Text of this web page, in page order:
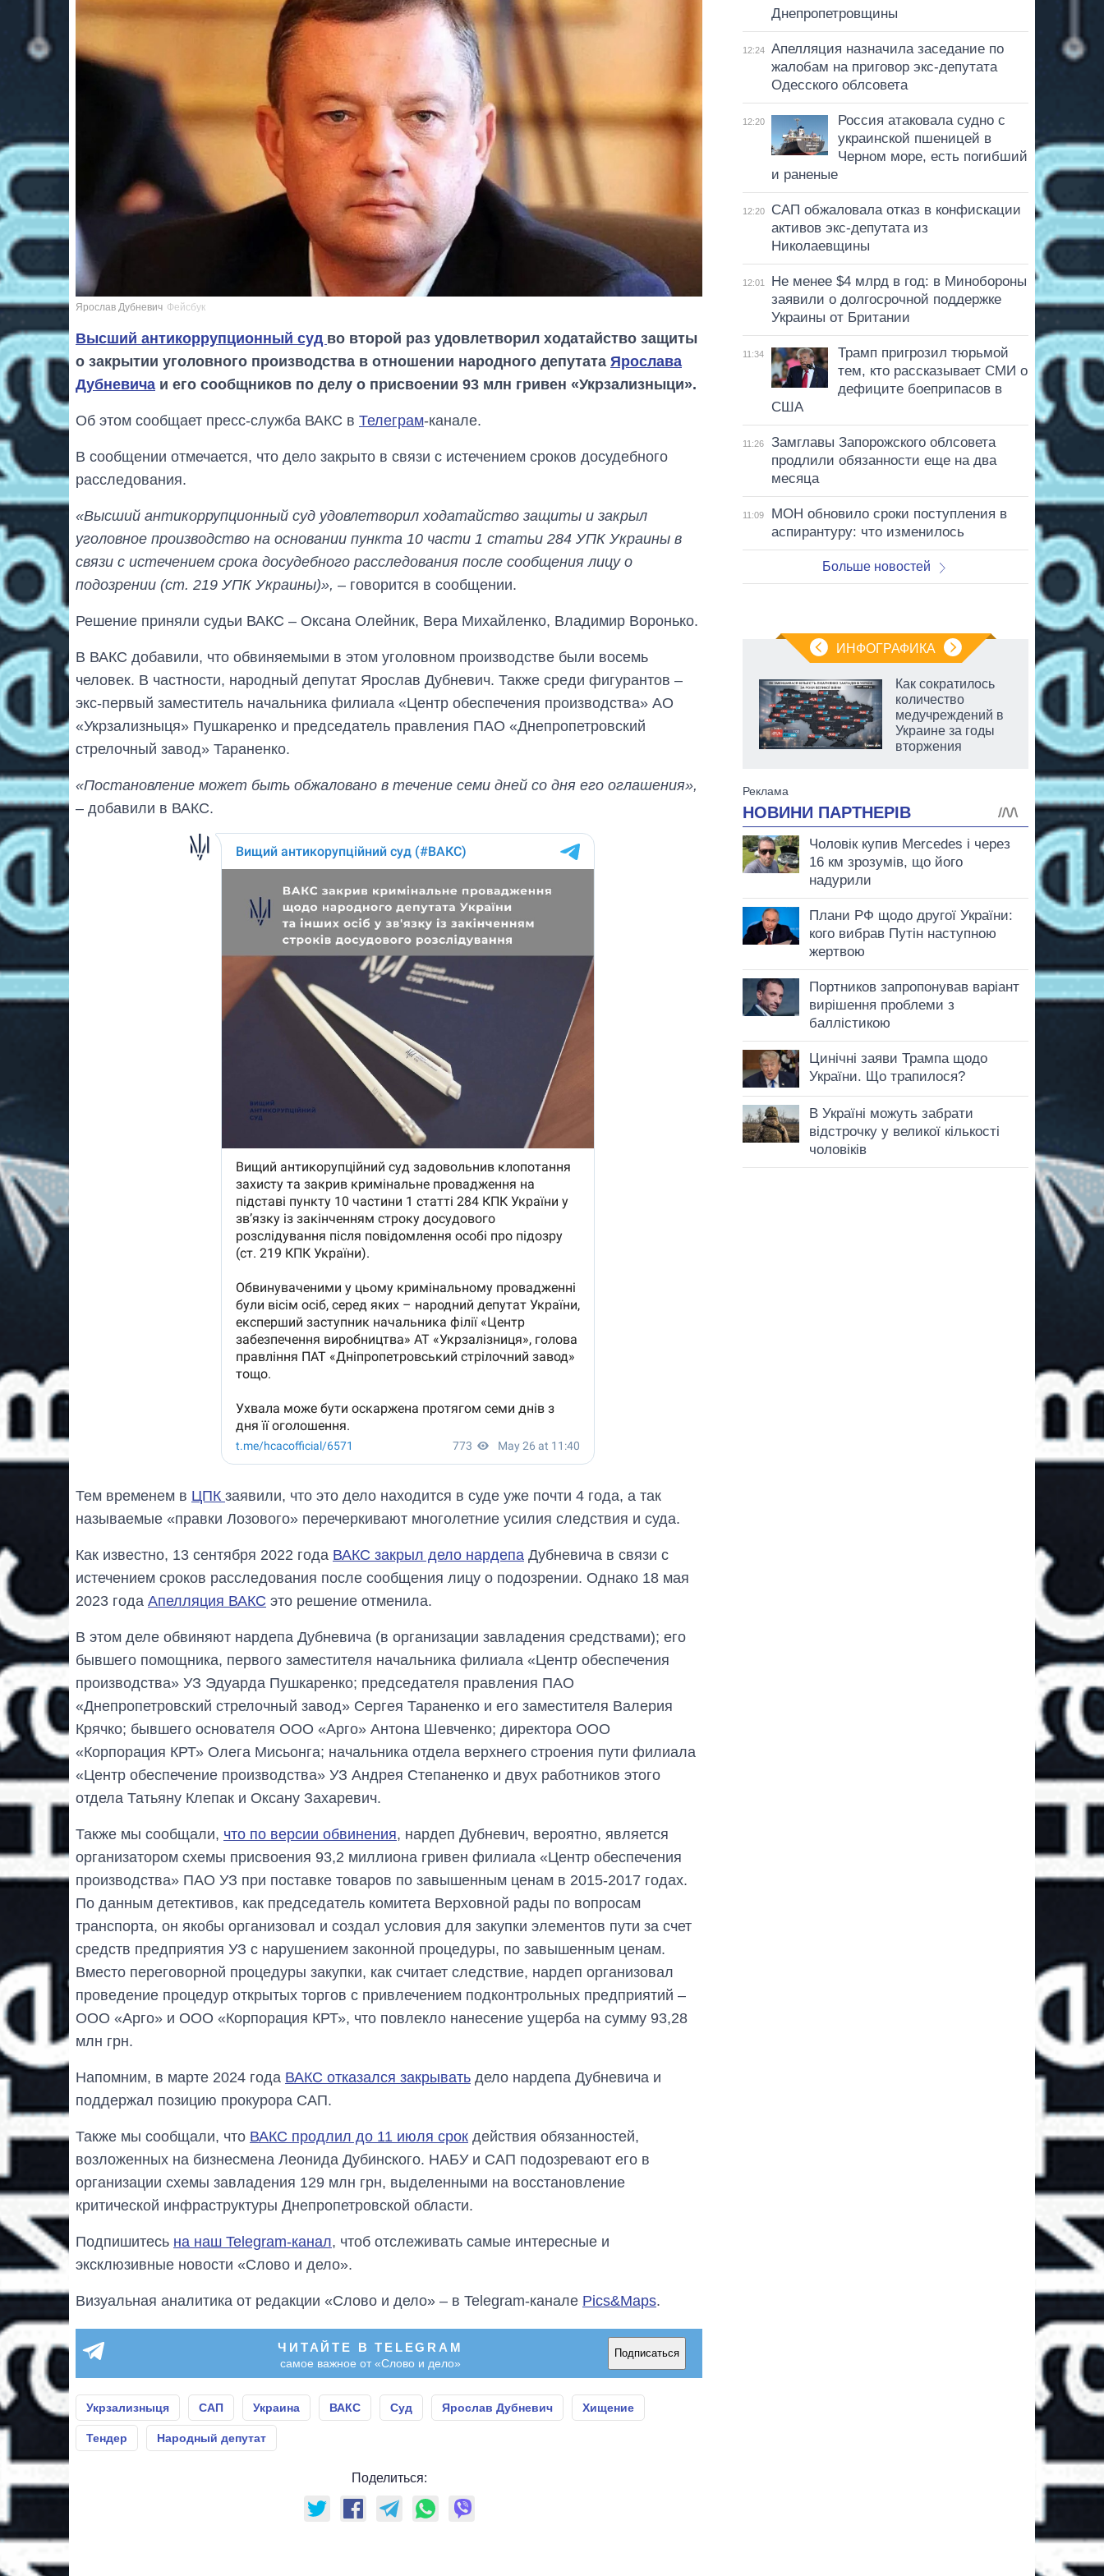
Ярослав Дубневич Фейсбук
Высший антикоррупционный суд во второй раз удовлетворил ходатайство защиты
о закрытии уголовного производства в отношении народного депутата Ярослава
Дубневича и его сообщников по делу о присвоении 93 млн гривен «Укрзализныци».
Об этом сообщает пресс-служба ВАКС в Телеграм-канале.
В сообщении отмечается, что дело закрыто в связи с истечением сроков досудебного
расследования.
«Высший антикоррупционный суд удовлетворил ходатайство защиты и закрыл
уголовное производство на основании пункта 10 части 1 статьи 284 УПК Украины в
связи с истечением срока досудебного расследования после сообщения лицу о
подозрении (ст. 219 УПК Украины)», – говорится в сообщении.
Решение приняли судьи ВАКС – Оксана Олейник, Вера Михайленко, Владимир Воронько.
В ВАКС добавили, что обвиняемыми в этом уголовном производстве были восемь
человек. В частности, народный депутат Ярослав Дубневич. Также среди фигурантов –
экс-первый заместитель начальника филиала «Центр обеспечения производства» АО
«Укрзализныця» Пушкаренко и председатель правления ПАО «Днепропетровский
стрелочный завод» Тараненко.
«Постановление может быть обжаловано в течение семи дней со дня его оглашения»,
– добавили в ВАКС.
Тем временем в ЦПК заявили, что это дело находится в суде уже почти 4 года, а так
называемые «правки Лозового» перечеркивают многолетние усилия следствия и суда.
Как известно, 13 сентября 2022 года ВАКС закрыл дело нардепа Дубневича в связи с
истечением сроков расследования после сообщения лицу о подозрении. Однако 18 мая
2023 года Апелляция ВАКС это решение отменила.
В этом деле обвиняют нардепа Дубневича (в организации завладения средствами); его
бывшего помощника, первого заместителя начальника филиала «Центр обеспечения
производства» УЗ Эдуарда Пушкаренко; председателя правления ПАО
«Днепропетровский стрелочный завод» Сергея Тараненко и его заместителя Валерия
Крячко; бывшего основателя ООО «Арго» Антона Шевченко; директора ООО
«Корпорация КРТ» Олега Мисьонга; начальника отдела верхнего строения пути филиала
«Центр обеспечение производства» УЗ Андрея Степаненко и двух работников этого
отдела Татьяну Клепак и Оксану Захаревич.
Также мы сообщали, что по версии обвинения, нардеп Дубневич, вероятно, является
организатором схемы присвоения 93,2 миллиона гривен филиала «Центр обеспечения
производства» ПАО УЗ при поставке товаров по завышенным ценам в 2015-2017 годах.
По данным детективов, как председатель комитета Верховной рады по вопросам
транспорта, он якобы организовал и создал условия для закупки элементов пути за счет
средств предприятия УЗ с нарушением законной процедуры, по завышенным ценам.
Вместо переговорной процедуры закупки, как считает следствие, нардеп организовал
проведение процедур открытых торгов с привлечением подконтрольных предприятий –
ООО «Арго» и ООО «Корпорация КРТ», что повлекло нанесение ущерба на сумму 93,28
млн грн.
Напомним, в марте 2024 года ВАКС отказался закрывать дело нардепа Дубневича и
поддержал позицию прокурора САП.
Также мы сообщали, что ВАКС продлил до 11 июля срок действия обязанностей,
возложенных на бизнесмена Леонида Дубинского. НАБУ и САП подозревают его в
организации схемы завладения 129 млн грн, выделенными на восстановление
критической инфраструктуры Днепропетровской области.
Подпишитесь на наш Telegram-канал, чтоб отслеживать самые интересные и
эксклюзивные новости «Слово и дело».
Визуальная аналитика от редакции «Слово и дело» – в Telegram-канале Pics&Maps.
ЧИТАЙТЕ В TELEGRAM
самое важное от «Слово и дело»
Подписаться
Укрзализныця САП Украина ВАКС Суд Ярослав Дубневич Хищение
Тендер Народный депутат
Поделиться:
Днепропетровщины
12:24
Апелляция назначила заседание по
жалобам на приговор экс-депутата
Одесского облсовета
12:20
Россия атаковала судно с
украинской пшеницей в
Черном море, есть погибший
и раненые
12:20
САП обжаловала отказ в конфискации
активов экс-депутата из
Николаевщины
12:01
Не менее $4 млрд в год: в Минобороны
заявили о долгосрочной поддержке
Украины от Британии
11:34
Трамп пригрозил тюрьмой
тем, кто рассказывает СМИ о
дефиците боеприпасов в
США
11:26
Замглавы Запорожского облсовета
продлили обязанности еще на два
месяца
11:09
МОН обновило сроки поступления в
аспирантуру: что изменилось
Больше новостей
ИНФОГРАФИКА
Экономика ИИ-
гигантов: сколько
зарабатывают
Как сократилось
количество
медучреждений в
Украине за годы
вторжения